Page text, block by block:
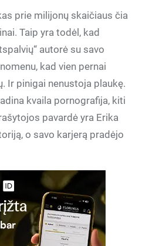
prie milijonų skaičiaus čia
Taip yra todėl, kad
autorė su savo
kad vien pernai
Ir pinigai nenustoja plaukę.
kvaila pornografija, kiti
pavardė yra Erika
o savo karjerą pradėjo